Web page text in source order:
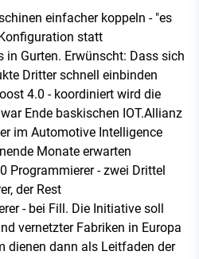
einfacher koppeln - "es
statt
in Gurten. Erwünscht: Dass sich
Dritter schnell einbinden
4.0 - koordiniert wird die
Ende baskischen IOT.Allianz
im Automotive Intelligence
Monate erwarten
Programmierer - zwei Drittel
der Rest
- bei Fill. Die Initiative soll
vernetzter Fabriken in Europa
dienen dann als Leitfaden der